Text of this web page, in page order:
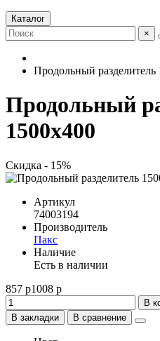
Каталог
×
Продольный разделитель
Продольный
1500x400
Скидка - 15%
Артикул
74003194
Производитель
Пакс
Наличие
Есть в наличии
857 р1008 р
В
В закладки
В сравнение